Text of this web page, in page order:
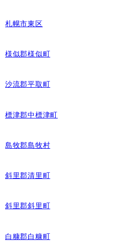
札幌市東区
様似郡様似町
沙流郡平取町
標津郡中標津町
島牧郡島牧村
斜里郡清里町
斜里郡斜里町
白糠郡白糠町